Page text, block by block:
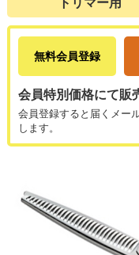
トリマー用
無料会員登録
会員特別価格にて販
会員登録すると届くメー
します。